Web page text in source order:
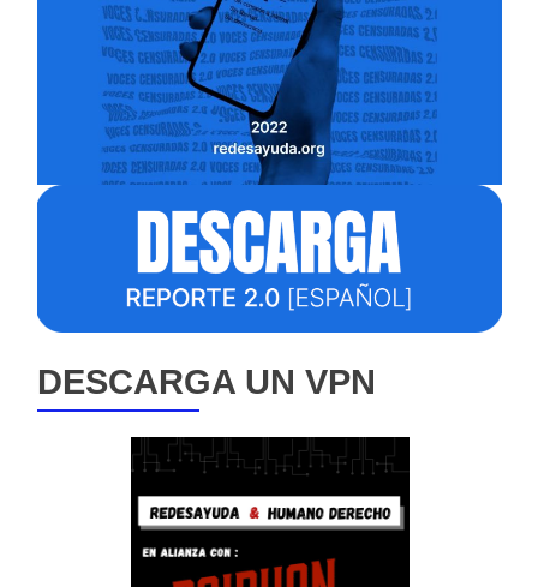
DESCARGA UN VPN